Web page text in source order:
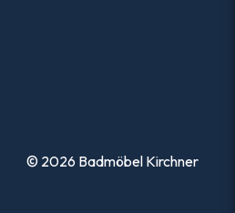
© 2026 Badmöbel Kirchner